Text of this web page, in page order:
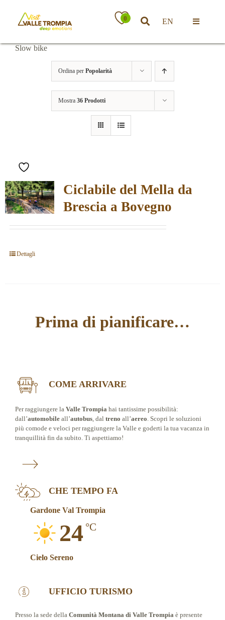
contenuto
0 EN
Toggle
Eventi
Slow bike
Ordina per Popolarità
Mostra 36 Prodotti
Ciclabile del Mella da
Brescia a Bovegno
Dettagli
Prima di pianificare…
COME ARRIVARE
Per raggiungere la Valle Trompiahai tantissime possibilità:
dall’automobileall’autobus, dal treno all’aereo. Scopri le soluzioni
più comode e veloci per raggiungere la Valle e goderti la tua vacanza in
tranquillità fin da subito. Ti aspettiamo!
CHE TEMPO FA
Gardone Val Trompia
24 °C
Cielo Sereno
UFFICIO TURISMO
Presso la sede della Comunità Montana di Valle Trompiaè presente